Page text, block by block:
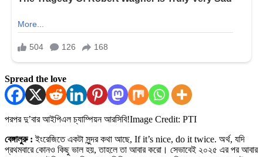
Spread the love
পরপর দু’বার আইপিএল চ্যাম্পিয়ন আরসিবি!Image Credit: PTI
বেঙ্গালুরু : ইংরেজিতে একটা সুন্দর কথা আছে, If it’s nice, do it twice. অর্থ, যদি
প্রথমবারে কোনও কিছু ভাল হয়, তাহলে তা আবার করো। সেভাবেই ২০২৫ এর পর আবার